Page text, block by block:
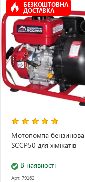
БЕЗКОШТОВНА
ДОСТАВКА
Мотопомпа бензинова
SCCP50 для хімікатів
В наявності
Арт: 79162